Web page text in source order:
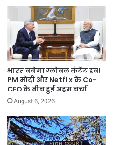
2025
समय
दिया।
भारत बनेगा ग्लोबल कंटेंट हब!
PM मोदी और Netflix के Co-
CEO के बीच हुई अहम चर्चा
August 6, 2026